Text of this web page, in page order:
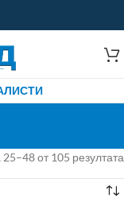
от 105 резултата